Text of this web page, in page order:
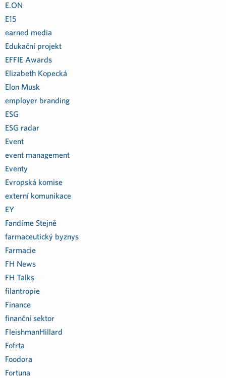
E.ON
E15
earned media
Edukační projekt
EFFIE Awards
Elizabeth Kopecká
Elon Musk
employer branding
ESG
ESG radar
Event
event management
Eventy
Evropská komise
externí komunikace
EY
Fandíme Stejně
farmaceutický byznys
Farmacie
FH News
FH Talks
filantropie
Finance
finanční sektor
FleishmanHillard
Fofrta
Foodora
Fortuna